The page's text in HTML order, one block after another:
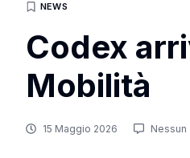
NEWS
Codex
Mobilità
15 Maggio 2026 Nessun